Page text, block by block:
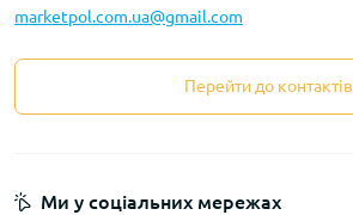
marketpol.com.ua@gmail.com
Перейти до контактів
Ми у соціальних мережах